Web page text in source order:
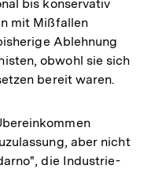
bis konservativ
mit Mißfallen
Ablehnung
obwohl sie sich
bereit waren.
aber nicht
die Industrie-